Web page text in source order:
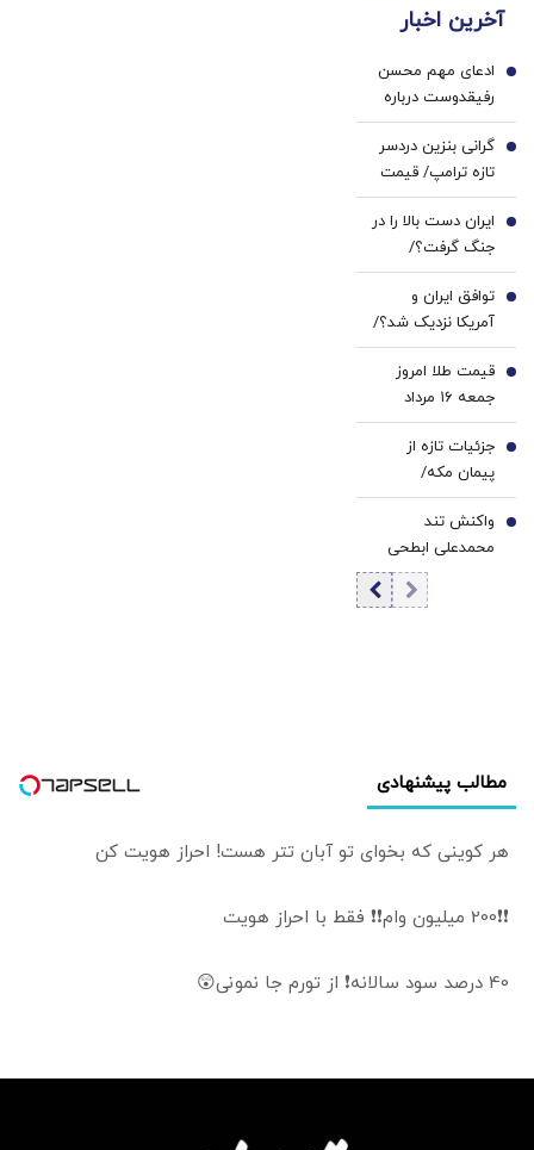
کنی؟
۴ قسط
سود و
کارمزد!
پزشکی
سفید
کننده
خانگی
آخرین اخبار
ادعای مهم محسن
رفیقدوست درباره
بمب اتم: می‌توانیم
بسازیم، اما
نمی‌سازیم+فیلم
1
گرانی بنزین دردسر
تازه ترامپ/ قیمت
هر گالن به ۴ دلار
رسید
2
ایران دست بالا را در
جنگ گرفت؟/
هشدار درباره
کاهش ذخایر
موشکی آمریکا
3
توافق ایران و
آمریکا نزدیک شد؟/
وزیر خزانه‌داری
آمریکا از «امروز یا
فردا» گفت
4
قیمت طلا امروز
جمعه ۱۶ مرداد
۱۴۰۵/ افزایش
قیمت طلا
5
جزئیات تازه از
پیمان مکه/
عربستان: دنبال
بلوک نظامی و
مسابقه تسلیحاتی
6
واکنش تند
محمدعلی ابطحی
به ادعاهای باقر
خرازی: این حرف‌ها
7
مطالب پیشنهادی
هر کوینی که بخوای تو آبان تتر هست! احراز هویت کن
❗❗200 میلیون وام❗❗ فقط با احراز هویت
40 درصد سود سالانه❗ از تورم جا نمونی😲